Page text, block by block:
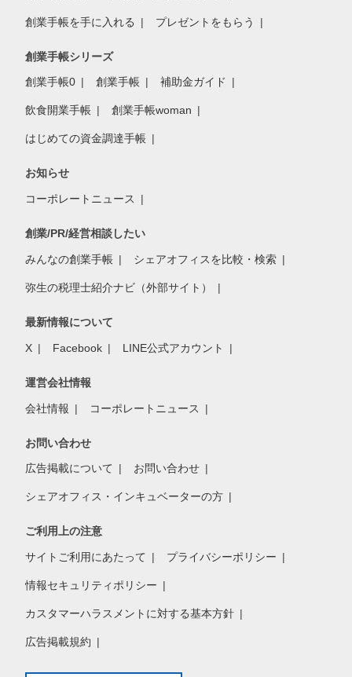
創業手帳を手に入れる プレゼントをもらう
創業手帳シリーズ
創業手帳0 創業手帳 補助金ガイド
飲食開業手帳 創業手帳woman
はじめての資金調達手帳
お知らせ
コーポレートニュース
創業/PR/経営相談したい
みんなの創業手帳 シェアオフィスを比較・検索
弥生の税理士紹介ナビ（外部サイト）
最新情報について
X Facebook LINE公式アカウント
運営会社情報
会社情報 コーポレートニュース
お問い合わせ
広告掲載について お問い合わせ
シェアオフィス・インキュベーターの方
ご利用上の注意
サイトご利用にあたって プライバシーポリシー
情報セキュリティポリシー
カスタマーハラスメントに対する基本方針
広告掲載規約